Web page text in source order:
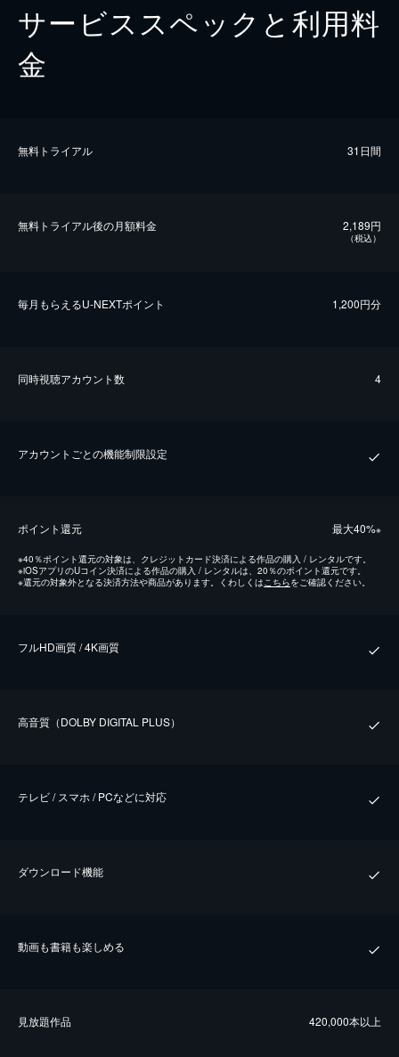
サービススペックと利用料
金
無料トライアル 31日間
無料トライアル後の⽉額料金 2,189円
（税込）
毎⽉もらえるU-NEXTポイント 1,200円分
同時視聴アカウント数 4
アカウントごとの機能制限設定
ポイント還元 最⼤40%※
※40％ポイント還元の対象は、クレジットカード決済による作品の購入 / レンタルです。
※iOSアプリのUコイン決済による作品の購入 / レンタルは、20％のポイント還元です。
※還元の対象外となる決済方法や商品があります。くわしくはこちらをご確認ください。
フルHD画質 / 4K画質
⾼⾳質（DOLBY DIGITAL PLUS）
テレビ / スマホ / PCなどに対応
ダウンロード機能
動画も書籍も楽しめる
⾒放題作品 420,000本以上